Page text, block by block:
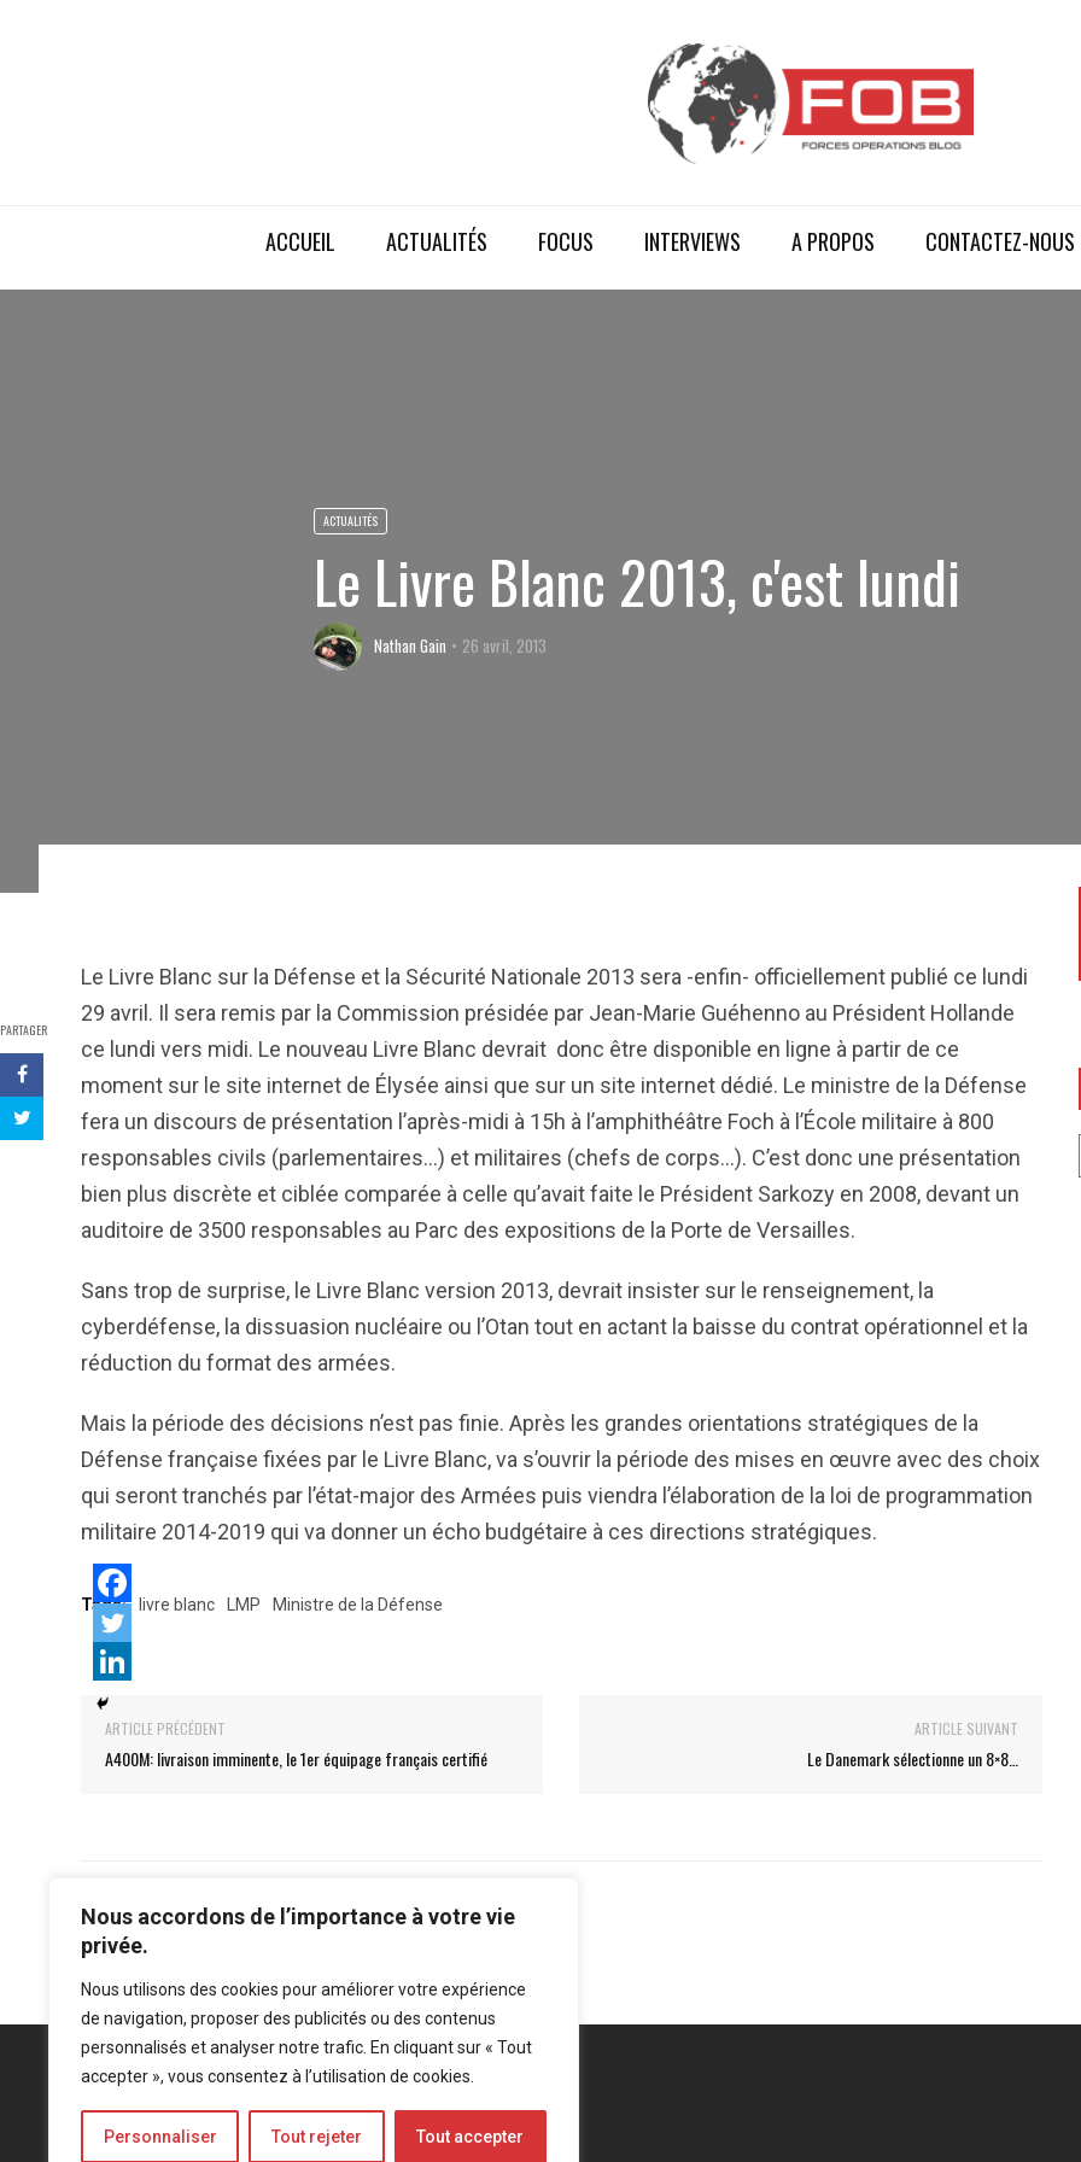
Nous accordons de l’importance à votre vie
privée.
Nous utilisons des cookies pour améliorer votre expérience
de navigation, proposer des publicités ou des contenus
personnalisés et analyser notre trafic. En cliquant sur « Tout
accepter », vous consentez à l’utilisation de cookies.
Personnaliser Tout rejeter Tout accepter
ACCUEIL ACTUALITÉS FOCUS INTERVIEWS A PROPOS CONTACTEZ-NOUS
ACTUALITÉS
Le Livre Blanc 2013, c'est lundi
Nathan Gain 26 avril, 2013
PARTAGER
Le Livre Blanc sur la Défense et la Sécurité Nationale 2013 sera -enfin- officiellement publié ce lundi
29 avril. Il sera remis par la Commission présidée par Jean-Marie Guéhenno au Président Hollande
ce lundi vers midi. Le nouveau Livre Blanc devrait donc être disponible en ligne à partir de ce
moment sur le site internet de Élysée ainsi que sur un site internet dédié. Le ministre de la Défense
fera un discours de présentation l’après-midi à 15h à l’amphithéâtre Foch à l’École militaire à 800
responsables civils (parlementaires…) et militaires (chefs de corps…). C’est donc une présentation
bien plus discrète et ciblée comparée à celle qu’avait faite le Président Sarkozy en 2008, devant un
auditoire de 3500 responsables au Parc des expositions de la Porte de Versailles.
Sans trop de surprise, le Livre Blanc version 2013, devrait insister sur le renseignement, la
cyberdéfense, la dissuasion nucléaire ou l’Otan tout en actant la baisse du contrat opérationnel et la
réduction du format des armées.
Mais la période des décisions n’est pas finie. Après les grandes orientations stratégiques de la
Défense française fixées par le Livre Blanc, va s’ouvrir la période des mises en œuvre avec des choix
qui seront tranchés par l’état-major des Armées puis viendra l’élaboration de la loi de programmation
militaire 2014-2019 qui va donner un écho budgétaire à ces directions stratégiques.
Tags: livre blanc LMP Ministre de la Défense
ARTICLE PRÉCÉDENT
A400M: livraison imminente, le 1er équipage français certifié
ARTICLE SUIVANT
Le Danemark sélectionne un 8×8…
Mentions légales-Politique de confidentialité